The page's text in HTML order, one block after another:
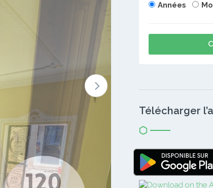
Années
Télécharger